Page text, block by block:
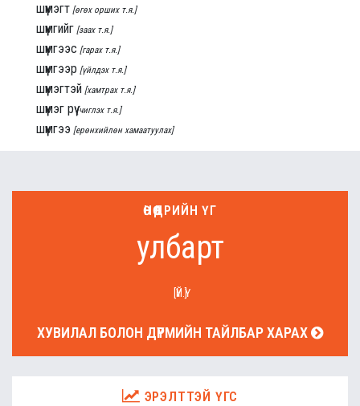
шүүмэгт [өгөх орших т.я.]
шүүмгийг [заах т.я.]
шүүмгээс [гарах т.я.]
шүүмгээр [үйлдэх т.я.]
шүүмэгтэй [хамтрах т.я.]
шүүмэг рүү [чиглэх т.я.]
шүүмгээ [ерөнхийлөн хамаатуулах]
ӨНӨӨДРИЙН ҮГ
улбарт
[ҮЙ.Ү]
ХУВИЛАЛ БОЛОН ДҮРМИЙН ТАЙЛБАР ХАРАХ
ЭРЭЛТТЭЙ ҮГС